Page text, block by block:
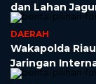
dan Lahan
DAERAH
Wakapolda
Jaringan